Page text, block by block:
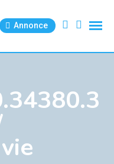
Annonce